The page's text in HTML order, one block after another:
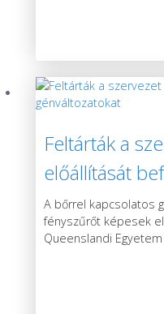
Feltárták a
előállítását
A bőrrel kapcsolatos
fényszűrőt képesek
Queenslandi